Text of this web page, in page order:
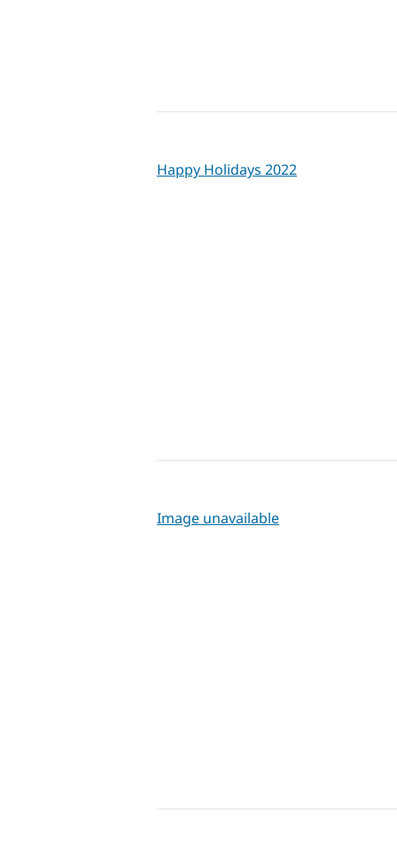
Happy Holidays 2022
Image unavailable